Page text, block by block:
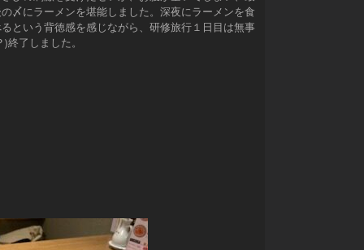
〆にラーメンを堪能しました。深夜にラーメンを食
という背徳感を感じながら、研修旅行１日目は無事
)終了しました。